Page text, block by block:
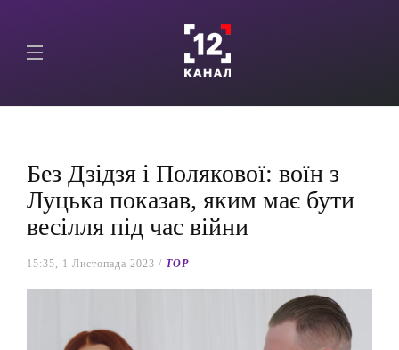
Без Дзідзя і Полякової: воїн з
Луцька показав, яким має бути
весілля під час війни
15:35, 1 Листопада 2023 / TOP